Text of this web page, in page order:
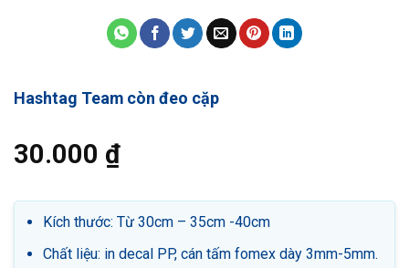
Hashtag Team còn đeo cặp
30.000 ₫
Kích thước: Từ 30cm – 35cm -40cm
Chất liệu: in decal PP, cán tấm fomex dày 3mm-5mm.